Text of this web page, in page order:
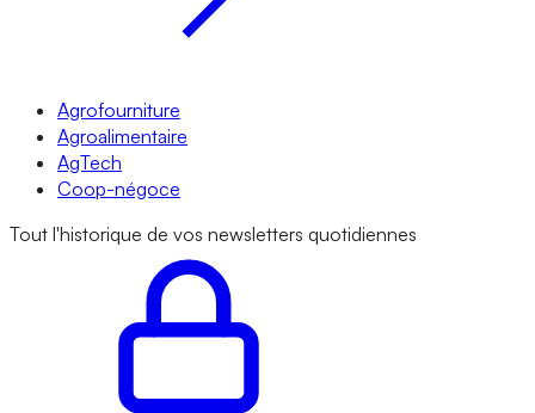
Agrofourniture
Agroalimentaire
AgTech
Coop-négoce
Tout l'historique de vos newsletters quotidiennes